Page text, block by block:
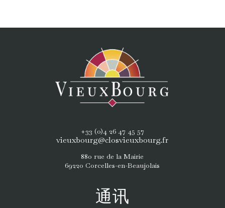
+33 (0)4 26 47 45 57
vieuxbourg@closvieuxbourg.fr
880 rue de la Mairie
69220 Corcelles-en-Beaujolais
通讯